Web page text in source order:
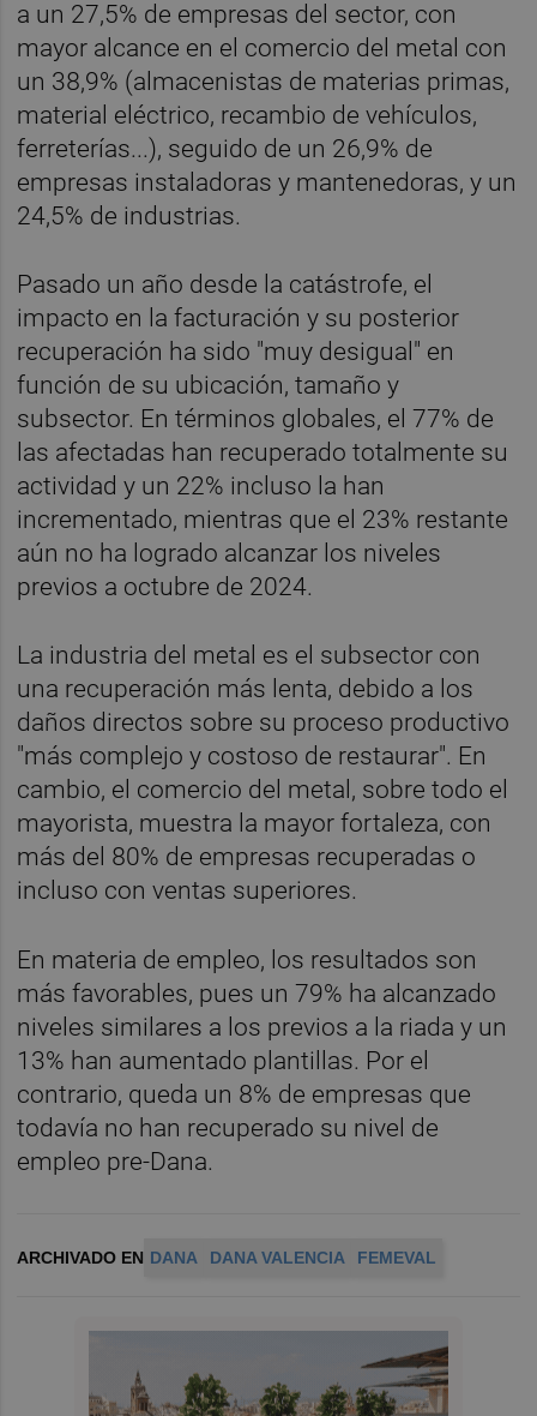
a un 27,5% de empresas del sector, con
mayor alcance en el comercio del metal con
un 38,9% (almacenistas de materias primas,
material eléctrico, recambio de vehículos,
ferreterías...), seguido de un 26,9% de
empresas instaladoras y mantenedoras, y un
24,5% de industrias.
Pasado un año desde la catástrofe, el
impacto en la facturación y su posterior
recuperación ha sido "muy desigual" en
función de su ubicación, tamaño y
subsector. En términos globales, el 77% de
las afectadas han recuperado totalmente su
actividad y un 22% incluso la han
incrementado, mientras que el 23% restante
aún no ha logrado alcanzar los niveles
previos a octubre de 2024.
La industria del metal es el subsector con
una recuperación más lenta, debido a los
daños directos sobre su proceso productivo
"más complejo y costoso de restaurar". En
cambio, el comercio del metal, sobre todo el
mayorista, muestra la mayor fortaleza, con
más del 80% de empresas recuperadas o
incluso con ventas superiores.
En materia de empleo, los resultados son
más favorables, pues un 79% ha alcanzado
niveles similares a los previos a la riada y un
13% han aumentado plantillas. Por el
contrario, queda un 8% de empresas que
todavía no han recuperado su nivel de
empleo pre-Dana.
ARCHIVADO EN DANA DANA VALENCIA FEMEVAL